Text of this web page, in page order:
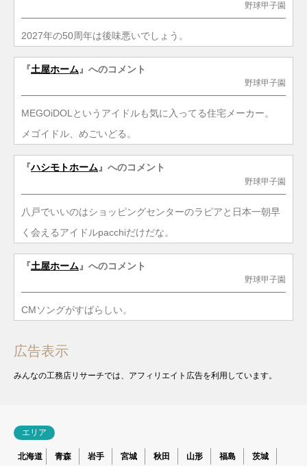
野球甲子園
2027年の50周年は後味悪いでしょう。
『土屋ホーム』へのコメント
野球甲子園
MEGOiDOLというアイドルも気に入ってる住宅メーカー。
メゴイドル、めごいどる。
『ハシモトホーム』へのコメント
野球甲子園
八戸でいいのはショッピングセンターのラピアと日本一朝早
く会えるアイドルpacchiだけだな。
『土屋ホーム 』へのコメント
野球甲子園
CMソングがすばらしい。
広告表示
みんなの工務店リサーチでは、アフィリエイト広告を利用しています。
エリア
北海道 青森 岩手 宮城 秋田 山形 福島 茨城